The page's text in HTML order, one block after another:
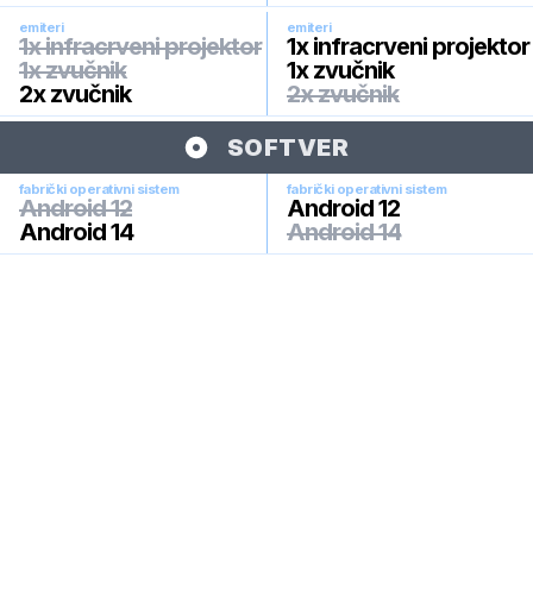
emiteri
1x infracrveni projektor
1x zvučnik
2x zvučnik
emiteri
1x infracrveni projektor
1x zvučnik
2x zvučnik
SOFTVER
fabrički operativni sistem
Android 12
Android 14
fabrički operativni sistem
Android 12
Android 14